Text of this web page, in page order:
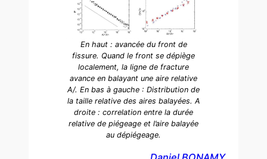
En haut : avancée du front de
fissure. Quand le front se dépiège
localement, la ligne de fracture
avance en balayant une aire relative
A/. En bas à gauche : Distribution de
la taille relative des aires balayées. A
droite : correlation entre la durée
relative de piégeage et l’aire balayée
au dépiégeage.